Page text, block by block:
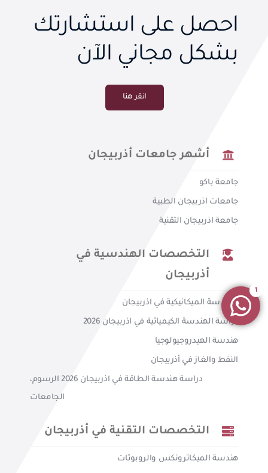
احصل على استشارتك
بشكل مجاني الآن
انقر هنا
أشهر جامعات أذربيجان
جامعة باكو
جامعات اذربيجان الطبية
جامعة اذربيجان التقنية
التخصصات الهندسية في
أذربيجان
الهندسة الميكانيكية في اذربيجان
دراسة الهندسة الكيميائية في اذربيجان 2026
هندسة الهيدروجيولوجيا
النفط والغاز في أذربيجان
دراسة هندسة الطاقة في اذربيجان 2026 الرسوم،
الجامعات
التخصصات التقنية في أذربيجان
هندسة الميكاترونكس والروبوتات
1